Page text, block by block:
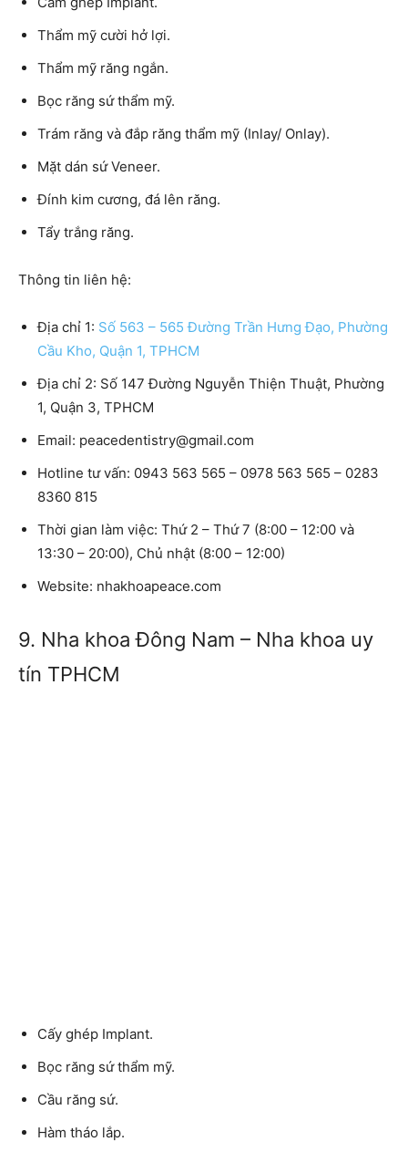
Thẩm mỹ cười hở lợi.
Thẩm mỹ răng ngắn.
Bọc răng sứ thẩm mỹ.
Trám răng và đắp răng thẩm mỹ (Inlay/ Onlay).
Mặt dán sứ Veneer.
Đính kim cương, đá lên răng.
Tẩy trắng răng.
Thông tin liên hệ:
Địa chỉ 1: Số 563 – 565 Đường Trần Hưng Đạo, Phường
Cầu Kho, Quận 1, TPHCM
Địa chỉ 2: Số 147 Đường Nguyễn Thiện Thuật, Phường
1, Quận 3, TPHCM
Email: peacedentistry@gmail.com
Hotline tư vấn: 0943 563 565 – 0978 563 565 – 0283
8360 815
Thời gian làm việc: Thứ 2 – Thứ 7 (8:00 – 12:00 và
13:30 – 20:00), Chủ nhật (8:00 – 12:00)
Website: nhakhoapeace.com
9. Nha khoa Đông Nam – Nha khoa uy
tín TPHCM
Cấy ghép Implant.
Bọc răng sứ thẩm mỹ.
Cầu răng sứ.
Hàm tháo lắp.